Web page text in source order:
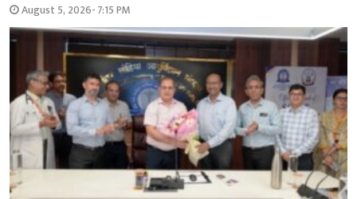
August 5, 2026- 7:15 PM